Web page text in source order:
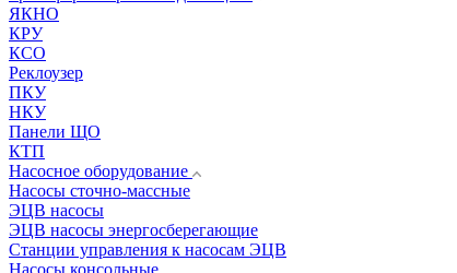
ЯКНО
КРУ
КСО
Реклоузер
ПКУ
НКУ
Панели ЩО
КТП
Насосное оборудование
Насосы сточно-массные
ЭЦВ насосы
ЭЦВ насосы энергосберегающие
Станции управления к насосам ЭЦВ
Насосы консольные